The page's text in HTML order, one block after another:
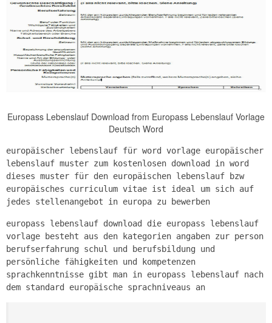
Europass Lebenslauf Download from Europass Lebenslauf Vorlage
Deutsch Word
europäischer lebenslauf für word vorlage europäischer
lebenslauf muster zum kostenlosen download in word
dieses muster für den europäischen lebenslauf bzw
europäisches curriculum vitae ist ideal um sich auf
jedes stellenangebot in europa zu bewerben
europass lebenslauf download die europass lebenslauf
vorlage besteht aus den kategorien angaben zur person
berufserfahrung schul und berufsbildung und
persönliche fähigkeiten und kompetenzen
sprachkenntnisse gibt man in europass lebenslauf nach
dem standard europäische sprachniveaus an